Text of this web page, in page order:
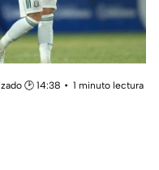
🕑 14:38
1 minuto lectura